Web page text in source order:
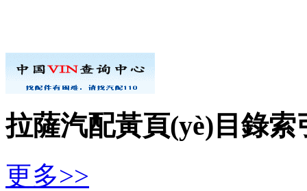
拉薩汽配黃頁(yè)目錄索
更多>>